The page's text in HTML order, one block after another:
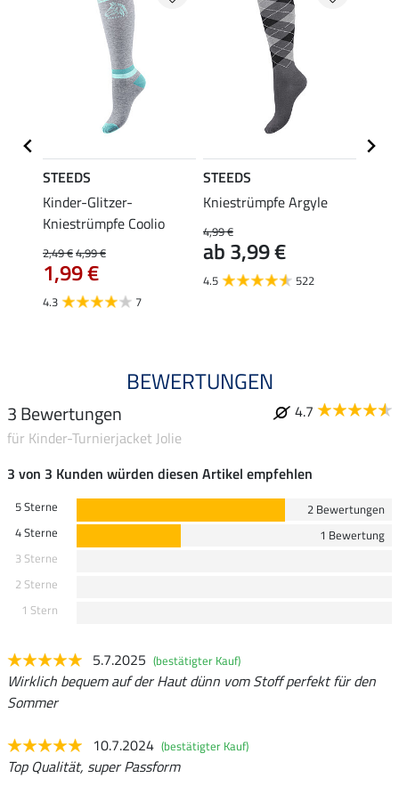
STEEDS
Kinder-Glitzer-
Kniestrümpfe Coolio
2,49 €4,99 €
1,99 €
4.3 7
STEEDS
Kniestrümpfe Argyle
4,99 €
ab 3,99 €
4.5 522
BEWERTUNGEN
3 Bewertungen
4.7
für Kinder-Turnierjacket Jolie
3 von 3 Kunden würden diesen Artikel empfehlen
5 Sterne
2 Bewertungen
4 Sterne
1 Bewertung
3 Sterne
2 Sterne
1 Stern
5.7.2025 (bestätigter Kauf)
Wirklich bequem auf der Haut dünn vom Stoff perfekt für den
Sommer
10.7.2024 (bestätigter Kauf)
Top Qualität, super Passform